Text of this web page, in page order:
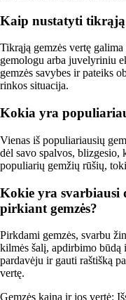
Kaip nustatyti tikrąją
Tikrąją gemzės vertę
gemologu arba juvelyriniu
gemzės savybes ir pateiks
rinkos situacija.
Kokia yra
Vienas iš populiariausių
dėl savo spalvos, blizgesio,
populiarių gemžių rūšių,
Kokie yra svarbiausi
pirkiant gemzės?
Pirkdami gemzės, svarbu
kilmės šalį, apdirbimo būdą
pardavėju ir gauti raštišką
vertę.
Gemzės kaina ir jos vertė: